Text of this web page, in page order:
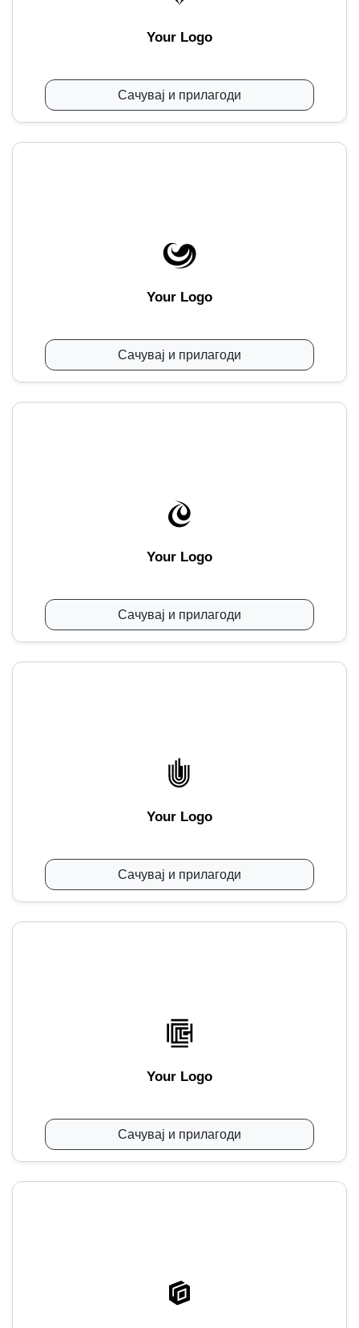
Your Logo
Сачувај и прилагоди
Your Logo
Сачувај и прилагоди
Your Logo
Сачувај и прилагоди
Your Logo
Сачувај и прилагоди
Your Logo
Сачувај и прилагоди